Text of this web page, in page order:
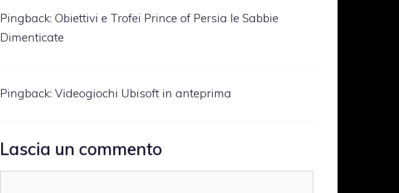
Pingback: Obiettivi e Trofei Prince of Persia le Sabbie
Dimenticate
Pingback: Videogiochi Ubisoft in anteprima
Lascia un commento